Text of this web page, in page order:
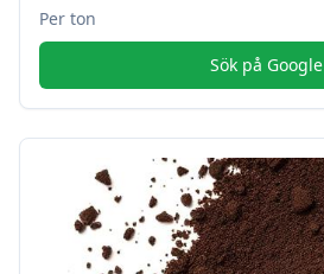
Per ton
Sök på Google